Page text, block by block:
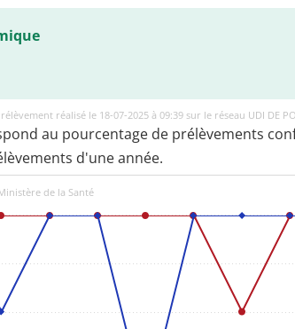
réalisé le 18-07-2025 à 09:39 sur le réseau UDI DE
au pourcentage de prélèvements
d'une année.
de la Santé